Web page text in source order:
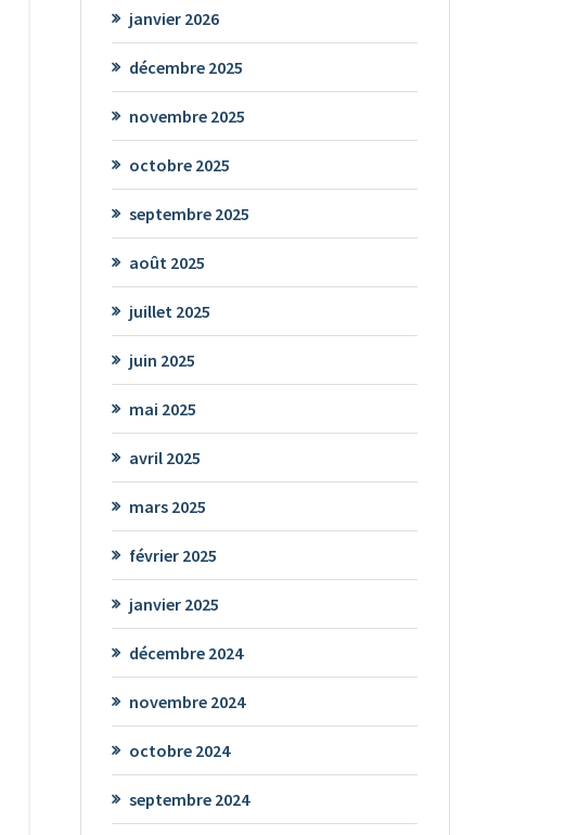
janvier 2026
décembre 2025
novembre 2025
octobre 2025
septembre 2025
août 2025
juillet 2025
juin 2025
mai 2025
avril 2025
mars 2025
février 2025
janvier 2025
décembre 2024
novembre 2024
octobre 2024
septembre 2024